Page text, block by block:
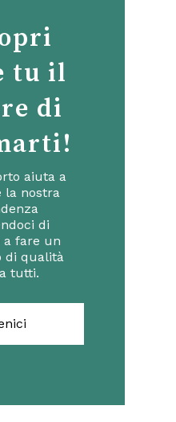
tu il
di
aiuta a
la nostra
di
fare un
di qualità
tutti.